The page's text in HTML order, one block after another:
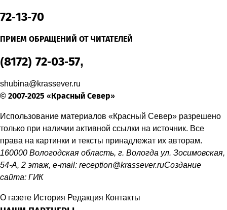
72-13-70
ПРИЕМ ОБРАЩЕНИЙ ОТ ЧИТАТЕЛЕЙ
(8172) 72-03-57,
shubina@krassever.ru
© 2007-2025 «Красный Север»
Использование материалов «Красный Север» разрешено
только при наличии активной ссылки на источник. Все
права на картинки и тексты принадлежат их авторам.
160000 Вологодская область, г. Вологда ул. Зосимовская,
54-А, 2 этаж, e-mail: reception@krassever.ruСоздание
сайта: ГИК
О газете История Редакция Контакты